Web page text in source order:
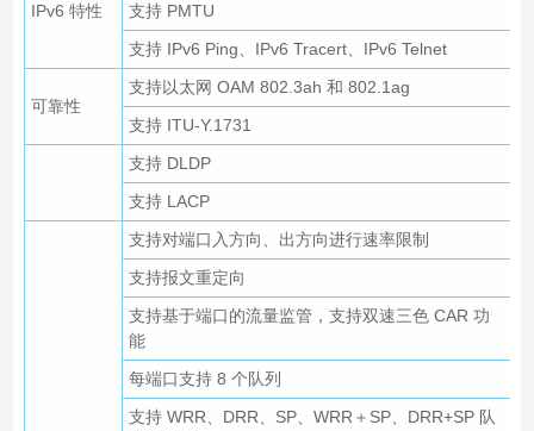
IPv6 特性
支持 PMTU
支持 IPv6 Ping、IPv6 Tracert、IPv6 Telnet
可靠性
支持以太网 OAM 802.3ah 和 802.1ag
支持 ITU-Y.1731
支持 DLDP
支持 LACP
支持对端口入方向、出方向进行速率限制
支持报文重定向
支持基于端口的流量监管，支持双速三色 CAR 功
能
每端口支持 8 个队列
支持 WRR、DRR、SP、WRR＋SP、DRR+SP 队